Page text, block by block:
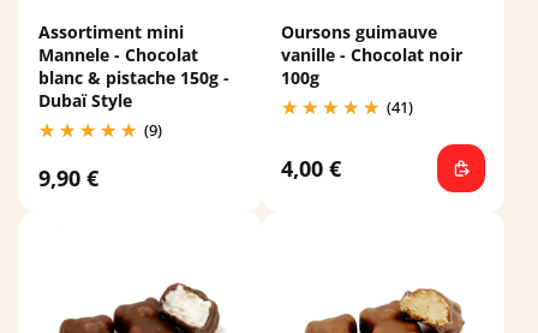
Assortiment mini
Mannele - Chocolat
blanc & pistache 150g -
Dubaï Style
(9)
9,90 €
Oursons guimauve
vanille - Chocolat noir
100g
(41)
4,00 €